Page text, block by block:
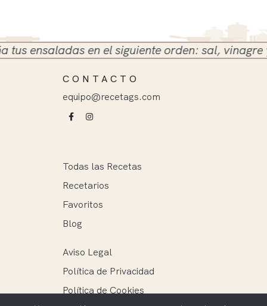
en el siguiente orden: sal, vinagre y
CONTACTO
equipo@recetags.com
Todas las Recetas
Recetarios
Favoritos
Blog
Aviso Legal
Política de Privacidad
Política de Cookies